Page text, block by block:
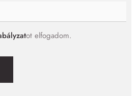
ot elfogadom.